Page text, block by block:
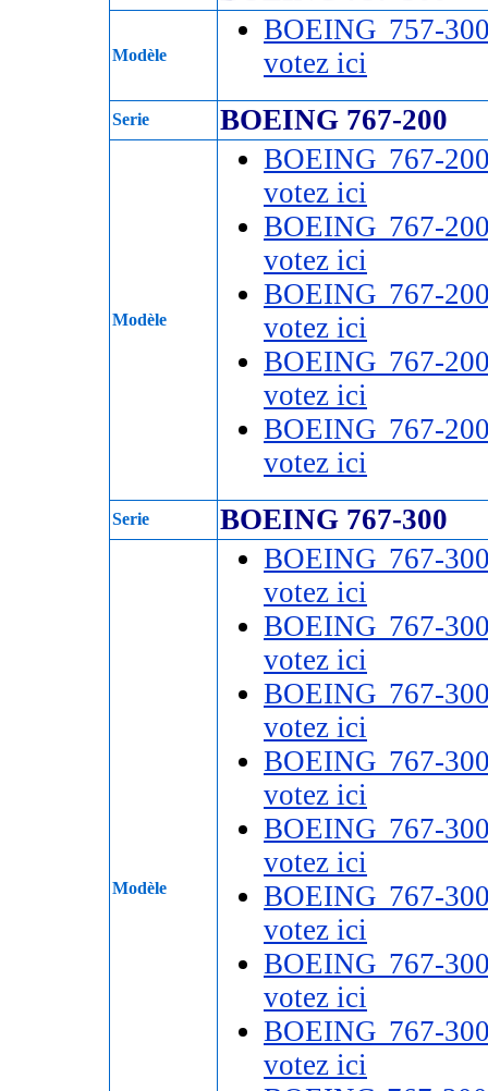
Modèle
BOEING 757-
votez ici
Serie BOEING 767-200
Modèle
BOEING 767-
votez ici
BOEING 767-
votez ici
BOEING 767-
votez ici
BOEING 767-
votez ici
BOEING 767-
votez ici
Serie BOEING 767-300
Modèle
BOEING 767-
votez ici
BOEING 767-
votez ici
BOEING 767-
votez ici
BOEING 767-
votez ici
BOEING 767-
votez ici
BOEING 767-
votez ici
BOEING 767-
votez ici
BOEING 767-
votez ici